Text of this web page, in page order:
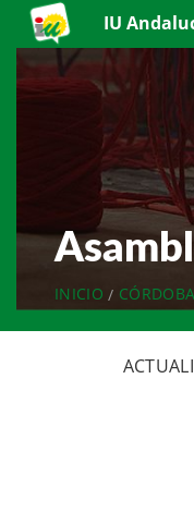
IU
INICIO CÓRDOBA